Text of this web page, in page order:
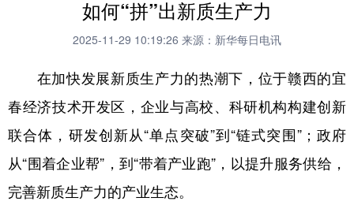
财经 网评
科技 科创 量子 体育
文化 书画 健康 军事
法律 中央文件
如何“拼”出新质生产力
2025-11-29 10:19:26 来源：新华每日电讯
在加快发展新质生产力的热潮下，位于赣西的宜
春经济技术开发区，企业与高校、科研机构构建创新
联合体，研发创新从“单点突破”到“链式突围”；政府
从“围着企业帮”，到“带着产业跑”，以提升服务供给，
完善新质生产力的产业生态。